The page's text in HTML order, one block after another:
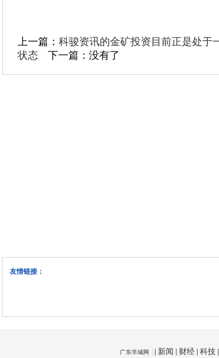
上一篇： 科骏资讯的金矿投资目前正是处于
状态
下一篇：没有了
友情链接：
广东羊城网 | 新闻 | 财经 | 科技